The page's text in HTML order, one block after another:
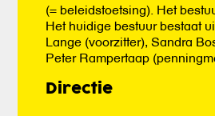
(= beleidstoetsing). Het
Het huidige bestuur bestaat
Lange (voorzitter), Sandra
Peter Rampertaap
Directie